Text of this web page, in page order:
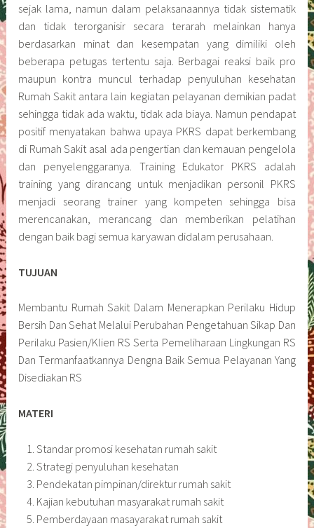
sejak lama, namun dalam pelaksanaannya tidak sistematik
dan tidak terorganisir secara terarah melainkan hanya
berdasarkan minat dan kesempatan yang dimiliki oleh
beberapa petugas tertentu saja. Berbagai reaksi baik pro
maupun kontra muncul terhadap penyuluhan kesehatan
Rumah Sakit antara lain kegiatan pelayanan demikian padat
sehingga tidak ada waktu, tidak ada biaya. Namun pendapat
positif menyatakan bahwa upaya PKRS dapat berkembang
di Rumah Sakit asal ada pengertian dan kemauan pengelola
dan penyelenggaranya. Training Edukator PKRS adalah
training yang dirancang untuk menjadikan personil PKRS
menjadi seorang trainer yang kompeten sehingga bisa
merencanakan, merancang dan memberikan pelatihan
dengan baik bagi semua karyawan didalam perusahaan.
TUJUAN
Membantu Rumah Sakit Dalam Menerapkan Perilaku Hidup
Bersih Dan Sehat Melalui Perubahan Pengetahuan Sikap Dan
Perilaku Pasien/Klien RS Serta Pemeliharaan Lingkungan RS
Dan Termanfaatkannya Dengna Baik Semua Pelayanan Yang
Disediakan RS
MATERI
Standar promosi kesehatan rumah sakit
Strategi penyuluhan kesehatan
Pendekatan pimpinan/direktur rumah sakit
Kajian kebutuhan masyarakat rumah sakit
Pemberdayaan masayarakat rumah sakit